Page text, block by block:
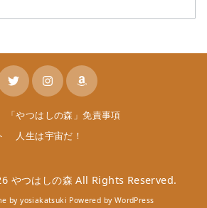
「やつはしの森」免責事項
人生は宇宙だ！
やつはしの森 All Rights Reserved.
byyosiakatsuki Powered by WordPress